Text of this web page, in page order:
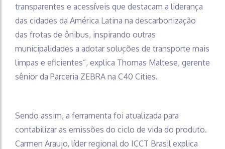
transparentes e acessíveis que destacam a liderança
das cidades da América Latina na descarbonização
das frotas de ônibus, inspirando outras
municipalidades a adotar soluções de transporte mais
limpas e eficientes”, explica Thomas Maltese, gerente
sênior da Parceria ZEBRA na C40 Cities.
Sendo assim, a ferramenta foi atualizada para
contabilizar as emissões do ciclo de vida do produto.
Carmen Araujo, líder regional do ICCT Brasil explica